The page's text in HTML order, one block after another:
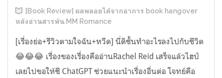
[Book Review] ผลพลอยได้จากอาการ book hangover
หลังอ่านสารพัน MM Romance
[เรื่องย่อ+รีวิวตามใจฉัน+หวีด] นี่ดิชั้นทำอะไรลงไปกับชีวิต
😂😂😂 เรื่องของเรื่องคืออ่านRachel Reid เสร็จแล้วไฮป์
เลยไปขอให้ชี ChatGPT ช่วยแนะนำเรื่องอื่นต่อ โจทย์คือ